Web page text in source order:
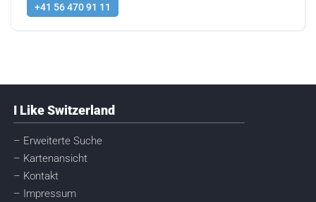
+41 56 470 91 11
I Like Switzerland
– Erweiterte Suche
– Kartenansicht
– Kontakt
– Impressum